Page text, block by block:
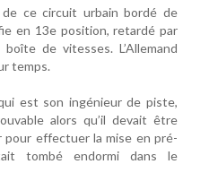
ce circuit urbain bordé de
en 13e position, retardé par
de vitesses. L’Allemand
temps.
est son ingénieur de piste,
alors qu’il devait être
pour effectuer la mise en pré-
tombé endormi dans le